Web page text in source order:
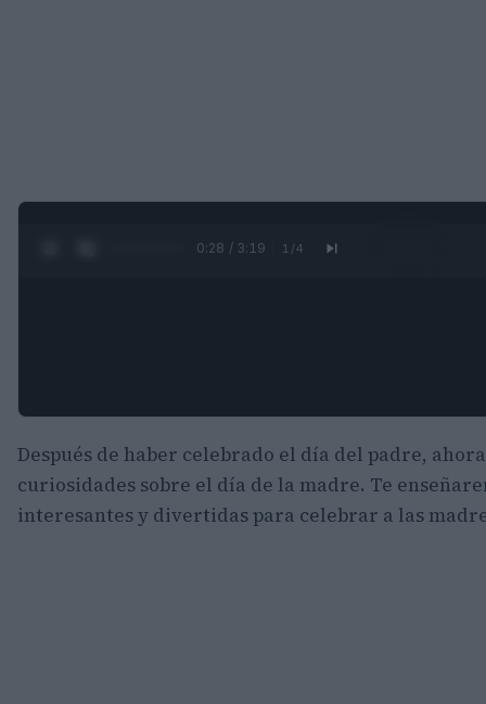
0:29 / 3:19 1 /4
Después de haber celebrado el día del padre,
curiosidades sobre el día de la madre. Te
interesantes y divertidas para celebrar a las